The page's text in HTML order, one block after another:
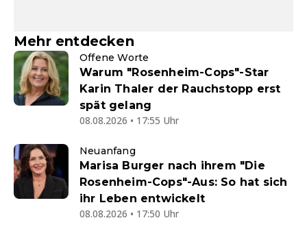
Mehr entdecken
Offene Worte
Warum "Rosenheim-Cops"-Star
Karin Thaler der Rauchstopp erst
spät gelang
08.08.2026 • 17:55 Uhr
Neuanfang
Marisa Burger nach ihrem "Die
Rosenheim-Cops"-Aus: So hat sich
ihr Leben entwickelt
08.08.2026 • 17:50 Uhr